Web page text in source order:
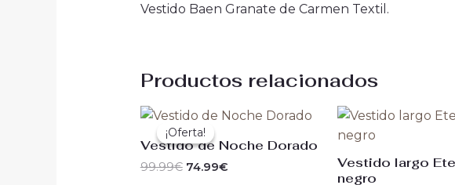
Vestido Baen Granate de Carmen Textil.
Productos relacionados
¡Oferta!
¡Oferta!
Vestido de Noche Dorado
99.99€
El
precio
original
era:
99.99€.
74.99€
El
actual
es:
74.99€.
Vestido largo
negro